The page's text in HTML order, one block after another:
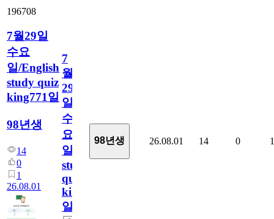
196708
7월29일
수요
일/English
study quiz
king771일
98년생
14
0
1
26.08.01
7
월
29
일
수
요
일/English
study
quiz
king771
일
98년생 26.08.01 14 0 1